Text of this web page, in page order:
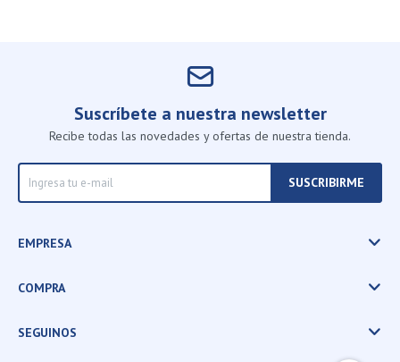
Suscríbete a nuestra newsletter
Recibe todas las novedades y ofertas de nuestra tienda.
SUSCRIBIRME
EMPRESA
COMPRA
SEGUINOS